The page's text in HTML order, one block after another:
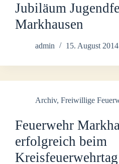
Jubiläum
Markhausen
admin 15. August 2014
Archiv, Freiwillige
Feuerwehr
erfolgreich beim